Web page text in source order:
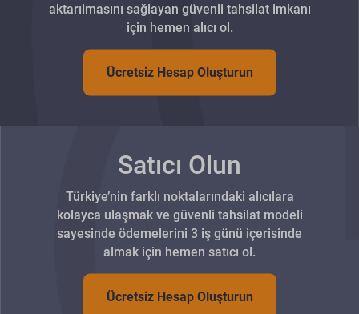
aktarılmasını sağlayan güvenli tahsilat imkanı
için hemen alıcı ol.
Ücretsiz Hesap Oluşturun
Satıcı Olun
Türkiye’nin farklı noktalarındaki alıcılara
kolayca ulaşmak ve güvenli tahsilat modeli
sayesinde ödemelerini 3 iş günü içerisinde
almak için hemen satıcı ol.
Ücretsiz Hesap Oluşturun